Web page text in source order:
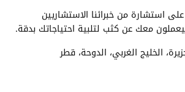
استشارة من خبرائنا الاستشاريين
معك عن كثب لتلبية احتياجاتك بدقة.
الخليج الغربي، الدوحة، قطر